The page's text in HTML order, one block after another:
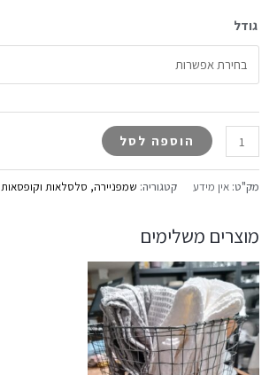
גודל
הוספה לסל
מק"ט: אין מידע קטגוריה: שמפניירה, סלסלאות וקופסאות
מוצרים משלימים